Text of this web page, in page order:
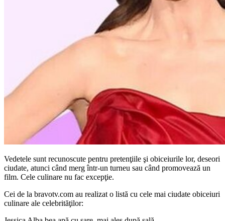
Vedetele sunt recunoscute pentru pretenţiile şi obiceiurile lor, deseori
ciudate, atunci când merg într-un turneu sau când promovează un
film. Cele culinare nu fac excepţie.
Cei de la bravotv.com au realizat o listă cu cele mai ciudate obiceiuri
culinare ale celebrităţilor: